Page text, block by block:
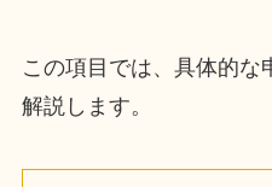
この項目では、具体的な
解説します。